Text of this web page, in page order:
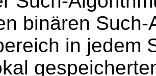
binären
in jedem